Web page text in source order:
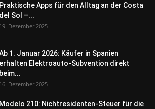
Praktische Apps für den Alltag an der Costa
del Sol –...
19. Dezember 2025
Ab 1. Januar 2026: Käufer in Spanien
erhalten Elektroauto-Subvention direkt
beim...
16. Dezember 2025
Modelo 210: Nichtresidenten-Steuer für die